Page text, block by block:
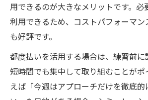
用できるのが大きなメリットです。必
利用できるため、コストパフォーマ
も好評です。
都度払いを活用する場合は、練習前に
短時間でも集中して取り組むことがポ
えば「今週はアプローチだけを徹底